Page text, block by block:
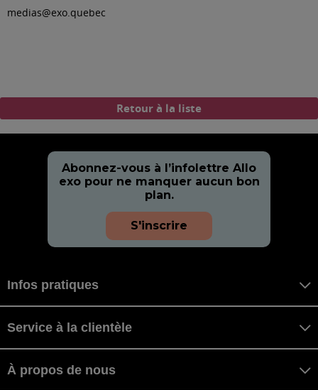
medias@exo.quebec
Retour à la liste
Abonnez-vous à l’infolettre Allo
exo pour ne manquer aucun bon
plan.
S'inscrire
Infos pratiques
Service à la clientèle
À propos de nous